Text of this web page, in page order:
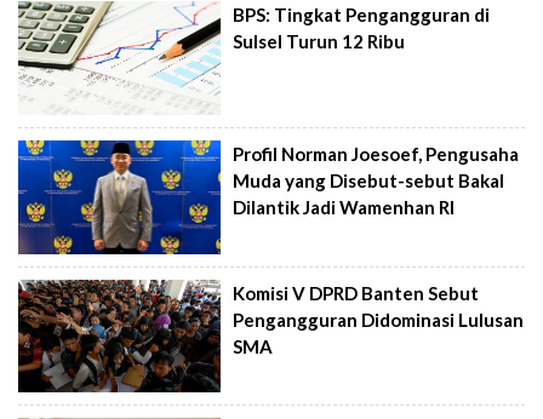
BPS: Tingkat Pengangguran di
Sulsel Turun 12 Ribu
Profil Norman Joesoef, Pengusaha
Muda yang Disebut-sebut Bakal
Dilantik Jadi Wamenhan RI
Komisi V DPRD Banten Sebut
Pengangguran Didominasi Lulusan
SMA